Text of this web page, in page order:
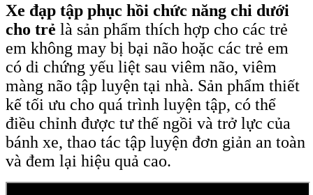
Xe đạp tập phục hồi chức năng chi dưới
cho trẻ là sản phẩm thích hợp cho các trẻ
em không may bị bại não hoặc các trẻ em
có di chứng yếu liệt sau viêm não, viêm
màng não tập luyện tại nhà. Sản phẩm thiết
kế tối ưu cho quá trình luyện tập, có thể
điều chỉnh được tư thế ngồi và trở lực của
bánh xe, thao tác tập luyện đơn giản an toàn
và đem lại hiệu quả cao.